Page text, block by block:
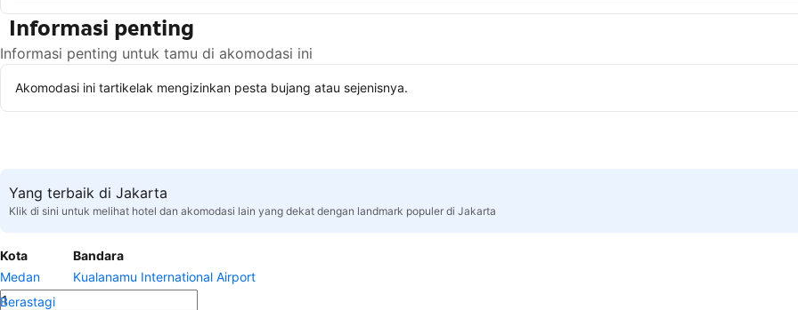
Informasi penting
Informasi penting untuk tamu di akomodasi ini
Akomodasi ini tartikelak mengizinkan pesta bujang atau sejenisnya.
Yang terbaik di Jakarta
Klik di sini untuk melihat hotel dan akomodasi lain yang dekat dengan landmark populer di Jakarta
Kota
Medan
Berastagi
Bandara
Kualanamu International Airport